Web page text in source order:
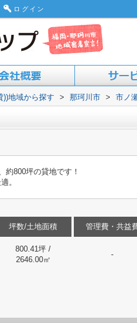
ログイン
US
MAP 買いた
借りた
売りた
貸した
活用した
))地域から探す > 那珂川市 > 市ノ
約800坪の貸地です！
。
坪数/土地面積
800.41坪 /
2646.00㎡
管理費・共益
-